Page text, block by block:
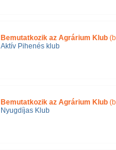
Bemutatkozik az Agrárium Klub
Aktív Pihenés klub
Bemutatkozik az Agrárium Klub
Nyugdíjas Klub